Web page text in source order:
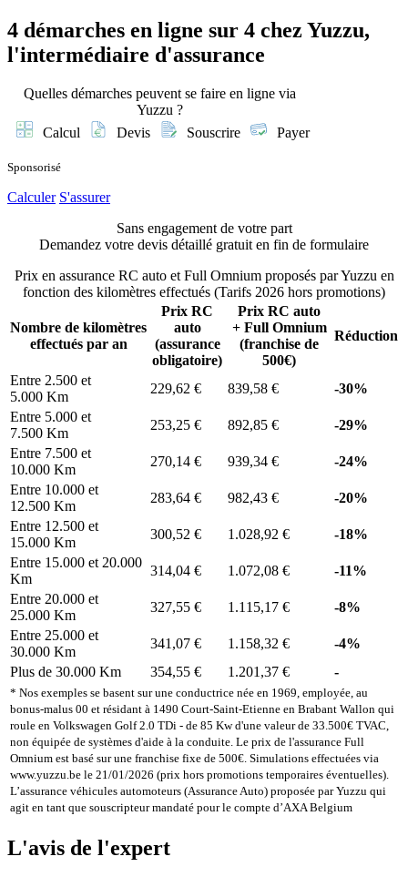
4 démarches en ligne sur 4 chez Yuzzu,
l'intermédiaire d'assurance
Quelles démarches peuvent se faire en ligne via
Yuzzu ?
Calcul
Devis Souscrire Payer
Sponsorisé
Calculer S'assurer
Sans engagement de votre part
Demandez votre devis détaillé gratuit en fin de formulaire
Prix en assurance RC auto et Full Omnium proposés par Yuzzu en
fonction des kilomètres effectués (Tarifs 2026 hors promotions)
Nombre de kilomètres
effectués par an
Prix RC
auto
(assurance
obligatoire)
Prix RC auto
+ Full Omnium
(franchise de
500€)
Réduction
Entre 2.500 et
5.000 Km
229,62 € 839,58 €
-30%
Entre 5.000 et
7.500 Km
253,25 € 892,85 €
-29%
Entre 7.500 et
10.000 Km
270,14 € 939,34 €
-24%
Entre 10.000 et
12.500 Km
283,64 € 982,43 €
-20%
Entre 12.500 et
15.000 Km
300,52 € 1.028,92 €
-18%
Entre 15.000 et 20.000
Km
314,04 € 1.072,08 €
-11%
Entre 20.000 et
25.000 Km
327,55 € 1.115,17 €
-8%
Entre 25.000 et
30.000 Km
341,07 € 1.158,32 €
-4%
Plus de 30.000 Km
354,55 € 1.201,37 € -
* Nos exemples se basent sur une conductrice née en 1969, employée, au
bonus-malus 00 et résidant à 1490 Court-Saint-Etienne en Brabant Wallon qui
roule en Volkswagen Golf 2.0 TDi - de 85 Kw d'une valeur de 33.500€ TVAC,
non équipée de systèmes d'aide à la conduite. Le prix de l'assurance Full
Omnium est basé sur une franchise fixe de 500€. Simulations effectuées via
www.yuzzu.be le 21/01/2026 (prix hors promotions temporaires éventuelles).
L’assurance véhicules automoteurs (Assurance Auto) proposée par Yuzzu qui
agit en tant que souscripteur mandaté pour le compte d’AXA Belgium
L'avis de l'expert